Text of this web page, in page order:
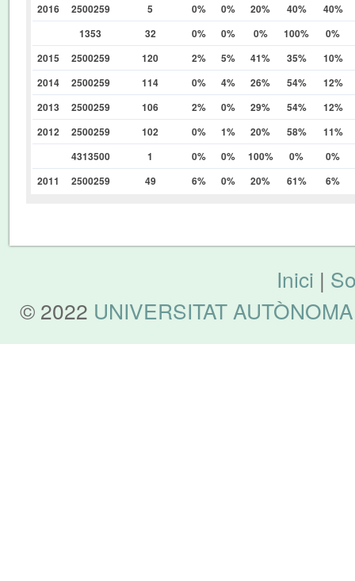
2016
2500259 5 0% 0% 20% 40%
40%
1353
32 0% 0% 0% 100%
0%
2015
2500259 120 2% 5% 41% 35%
10%
2014
2500259 114 0% 4% 26% 54%
12%
2013
2500259 106 2% 0% 29% 54%
12%
2012
2500259 102 0% 1% 20% 58%
11%
4313500
1 0% 0% 100% 0%
0%
2011
2500259 49 6% 0% 20% 61% 6%
Inici |
© 2022 UNIVERSITAT